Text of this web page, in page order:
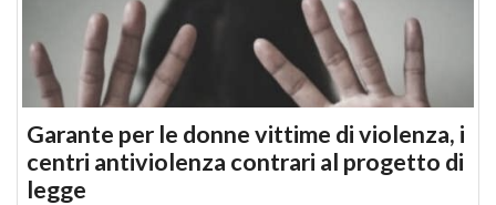
Garante per le donne vittime di violenza, i
centri antiviolenza contrari al progetto di
legge